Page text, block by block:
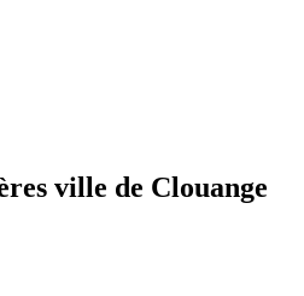
ville de Clouange